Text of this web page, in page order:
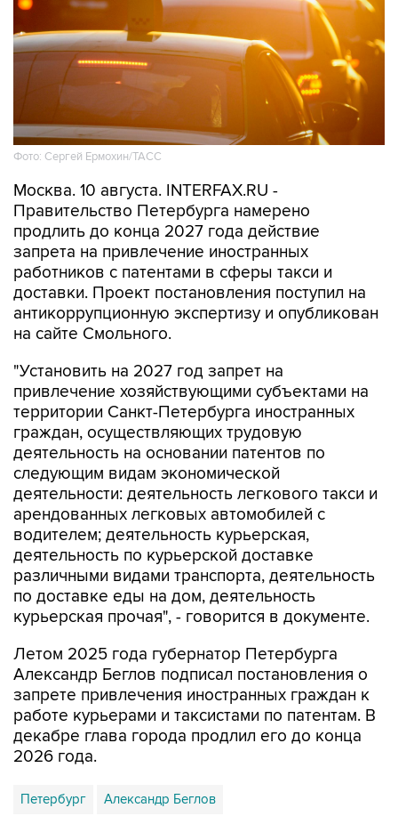
Фото: Сергей Ермохин/ТАСС
Москва. 10 августа. INTERFAX.RU -
Правительство Петербурга намерено
продлить до конца 2027 года действие
запрета на привлечение иностранных
работников с патентами в сферы такси и
доставки. Проект постановления поступил на
антикоррупционную экспертизу и опубликован
на сайте Смольного.
"Установить на 2027 год запрет на
привлечение хозяйствующими субъектами на
территории Санкт-Петербурга иностранных
граждан, осуществляющих трудовую
деятельность на основании патентов по
следующим видам экономической
деятельности: деятельность легкового такси и
арендованных легковых автомобилей с
водителем; деятельность курьерская,
деятельность по курьерской доставке
различными видами транспорта, деятельность
по доставке еды на дом, деятельность
курьерская прочая", - говорится в документе.
Летом 2025 года губернатор Петербурга
Александр Беглов подписал постановления о
запрете привлечения иностранных граждан к
работе курьерами и таксистами по патентам. В
декабре глава города продлил его до конца
2026 года.
Петербург Александр Беглов